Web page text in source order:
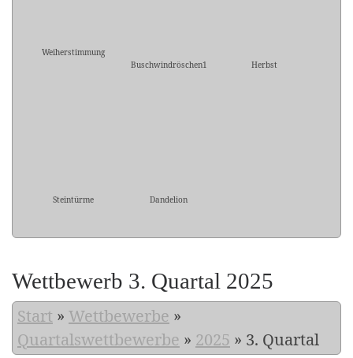
Weiherstimmung
Buschwindröschen1
Herbst
Steintürme Dandelion
Wettbewerb 3. Quartal 2025
Start » Wettbewerbe »
Quartalswettbewerbe » 2025 » 3. Quartal